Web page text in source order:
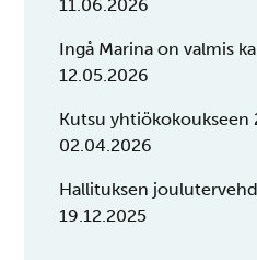
11.06.2026
Ingå Marina on valmis
12.05.2026
Kutsu yhtiökokoukseen
02.04.2026
Hallituksen
19.12.2025